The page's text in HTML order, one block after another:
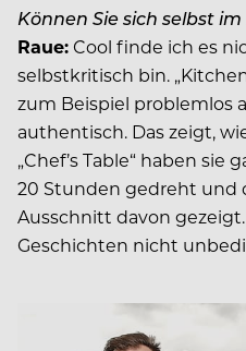
Können Sie sich selbst
Raue:Cool finde ich es
selbstkritisch bin.
zum Beispiel problemlos
authentisch. Das zeigt,
„Chef’s Table“ haben sie
20 Stunden gedreht und
Ausschnitt davon
Geschichten nicht